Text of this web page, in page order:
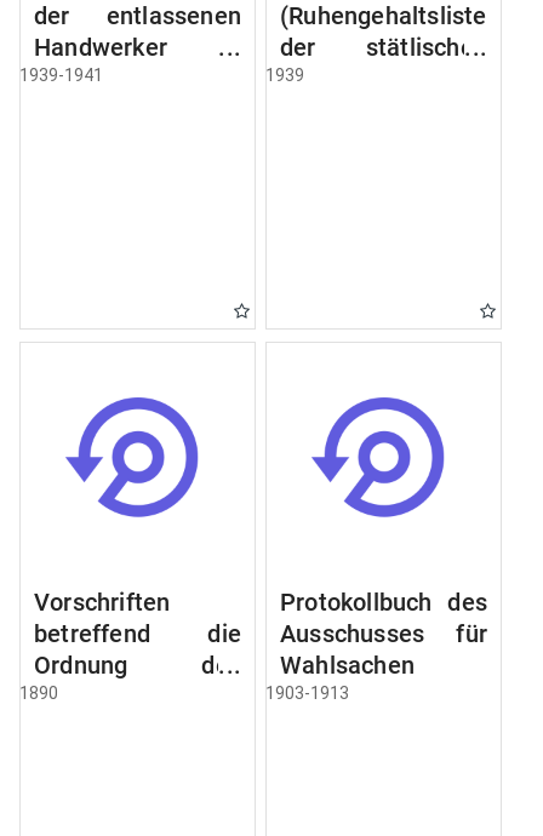
der entlassenen
Handwerker u.
Arbeiter des
1939-1941
(Ruhengehaltsliste
der stätlischen
Beamten u.
Raczyński! Schen
Bibliothek).
1939
Vorschriften
betreffend die
Ordnung des
Geschäftsganges
1890
Protokollbuch des
Ausschusses für
Wahlsachen
1903-1913